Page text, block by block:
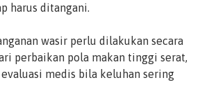
harus ditangani.
wasir perlu dilakukan secara
perbaikan pola makan tinggi serat,
medis bila keluhan sering